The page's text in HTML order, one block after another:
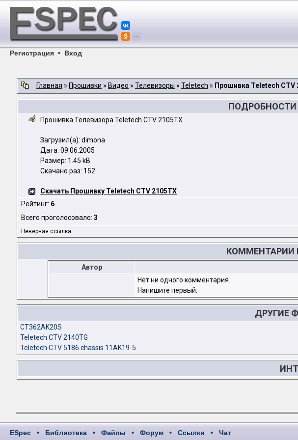
Регистрация • Вход
Главная » Прошивки » Видео » Телевизоры » Teletech » Прошивка Teletech CTV
ПОДРОБНОСТИ
Прошивка Телевизора Teletech CTV 2105TX
Загрузил(а): dimona
Дата: 09.06.2005
Размер: 1.45 kB
Скачано раз: 152
Скачать Прошивку Teletech CTV 2105TX
Рейтинг: 6
Всего проголосовало: 3
Неверная ссылка
КОММЕНТАРИИ К
Автор
Нет ни одного комментария.
Напишите первый.
ДРУГИЕ
CT362AK20S
Teletech CTV 2140TG
Teletech CTV 5186 chassis 11AK19-5
ESpec • Библиотека • Файлы • Форум • Ссылки • Чат